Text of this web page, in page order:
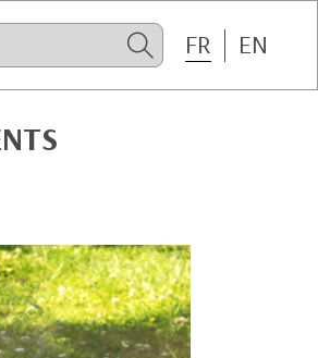
FR EN